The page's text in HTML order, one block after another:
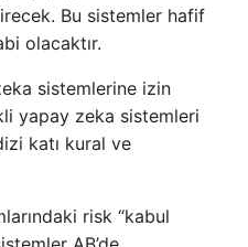
Bu sistemler hafif
olacaktır.
sistemlerine izin
yapay zeka sistemleri
katı kural ve
risk “kabul